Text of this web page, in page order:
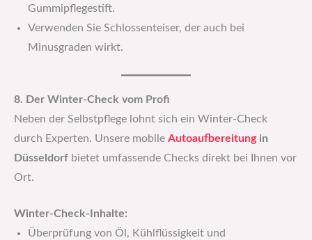
Gummipflegestift.
Verwenden Sie Schlossenteiser, der auch bei
Minusgraden wirkt.
8. Der Winter-Check vom Profi
Neben der Selbstpflege lohnt sich ein Winter-Check
durch Experten. Unsere mobile Autoaufbereitungin
Düsseldorf bietet umfassende Checks direkt bei Ihnen vor
Ort.
Winter-Check-Inhalte:
Überprüfung von Öl, Kühlflüssigkeit und